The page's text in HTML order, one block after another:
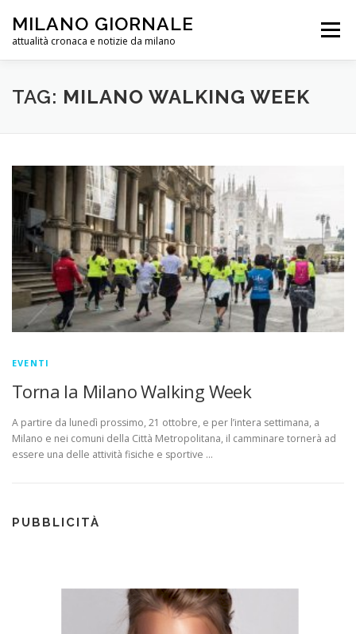
contenuto
MILANO GIORNALE
attualità cronaca e notizie da milano
Menu
METEO MILANO LINK PUBBLICITÀ
TAG: MILANO WALKING WEEK
EVENTI
Torna la Milano Walking Week
A partire da lunedì prossimo, 21 ottobre, e per l’intera settimana, a
Milano e nei comuni della Città Metropolitana, il camminare tornerà ad
essere una delle attività fisiche e sportive …
PUBBLICITÀ